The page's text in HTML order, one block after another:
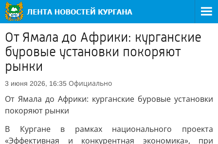
От Ямала до Африки: курганские
буровые установки покоряют
рынки
3 июня 2026, 16:35 Официально
От Ямала до Африки: курганские буровые установки
покоряют рынки
В Кургане в рамках национального проекта
«Эффективная и конкурентная экономика», при